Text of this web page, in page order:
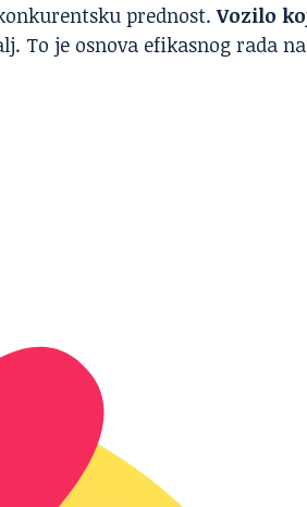
prednost.Vozilo
To je osnova efikasnog rada na